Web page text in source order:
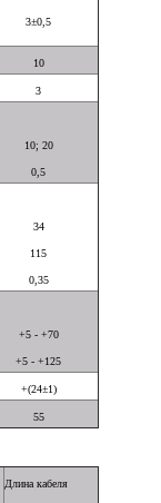
3±0,5
10
3
10; 20
0,5
34
115
0,35
+5 - +70
+5 - +125
+(24±1)
55
Длина кабеля